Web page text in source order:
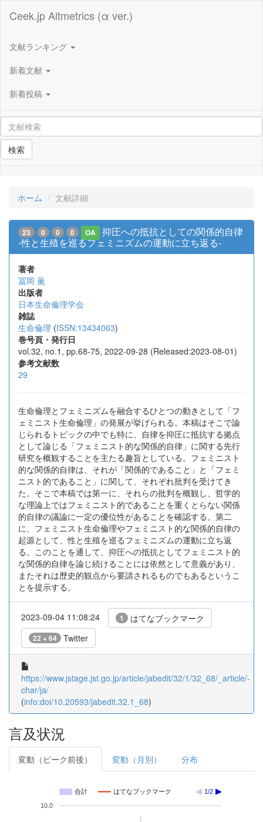
Ceek.jp Altmetrics (α ver.)
文献ランキング
新着文献
新着投稿
検索
ホーム 文献詳細
23 0 0 0 OA
抑圧への抵抗としての関係的自律
-性と生殖を巡るフェミニズムの運動に立ち返る-
著者
冨岡 薫
出版者
日本生命倫理学会
雑誌
生命倫理 (ISSN:13434063)
巻号頁・発行日
vol.32, no.1, pp.68-75, 2022-09-28 (Released:2023-08-01)
参考文献数
29
生命倫理とフェミニズムを融合するひとつの動きとして「フ
ェミニスト生命倫理」の発展が挙げられる。本稿はそこで論
じられるトピックの中でも特に、自律を抑圧に抵抗する拠点
として論じる「フェミニスト的な関係的自律」に関する先行
研究を概観することを主たる趣旨としている。フェミニスト
的な関係的自律は、それが「関係的であること」と「フェミ
ニスト的であること」に関して、それぞれ批判を受けてき
た。そこで本稿では第一に、それらの批判を概観し、哲学的
な理論上ではフェミニスト的であることを重くとらない関係
的自律の議論に一定の優位性があることを確認する。第二
に、フェミニスト生命倫理やフェミニスト的な関係的自律の
起源として、性と生殖を巡るフェミニズムの運動に立ち返
る。このことを通して、抑圧への抵抗としてフェミニスト的
な関係的自律を論じ続けることには依然として意義があり、
またそれは歴史的観点から要請されるものでもあるというこ
とを提示する。
2023-09-04 11:08:24 1 はてなブックマーク
22 + 64 Twitter
https://www.jstage.jst.go.jp/article/jabedit/32/1/32_68/_article/-
char/ja/
(info:doi/10.20593/jabedit.32.1_68)
言及状況
変動（ピーク前後） 変動（月別） 分布
合計 はてなブックマーク 1/2
10.0